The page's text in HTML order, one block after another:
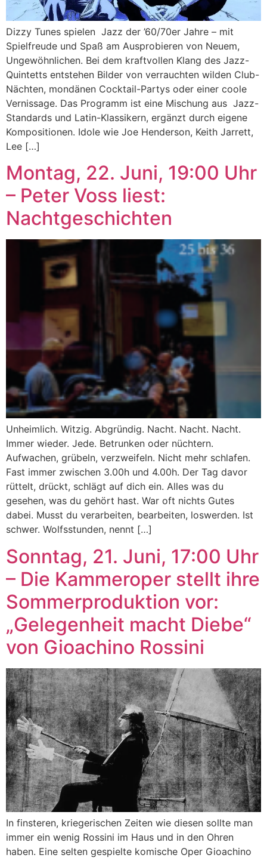
Dizzy Tunes spielen Jazz der ’60/70er Jahre – mit
Spielfreude und Spaß am Ausprobieren von Neuem,
Ungewöhnlichen. Bei dem kraftvollen Klang des Jazz-
Quintetts entstehen Bilder von verrauchten wilden Club-
Nächten, mondänen Cocktail-Partys oder einer coole
Vernissage. Das Programm ist eine Mischung aus Jazz-
Standards und Latin-Klassikern, ergänzt durch eigene
Kompositionen. Idole wie Joe Henderson, Keith Jarrett,
Lee […]
Montag, 22. Juni, 19:00 Uhr
– Peter Voss liest:
Nachtgeschichten
Unheimlich. Witzig. Abgründig. Nacht. Nacht. Nacht.
Immer wieder. Jede. Betrunken oder nüchtern.
Aufwachen, grübeln, verzweifeln. Nicht mehr schlafen.
Fast immer zwischen 3.00h und 4.00h. Der Tag davor
rüttelt, drückt, schlägt auf dich ein. Alles was du
gesehen, was du gehört hast. War oft nichts Gutes
dabei. Musst du verarbeiten, bearbeiten, loswerden. Ist
schwer. Wolfsstunden, nennt […]
Sonntag, 21. Juni, 17:00 Uhr
– Die Kammeroper stellt ihre
Sommerproduktion vor:
„Gelegenheit macht Diebe“
von Gioachino Rossini
In finsteren, kriegerischen Zeiten wie diesen sollte man
immer ein wenig Rossini im Haus und in den Ohren
haben. Eine selten gespielte komische Oper Gioachino